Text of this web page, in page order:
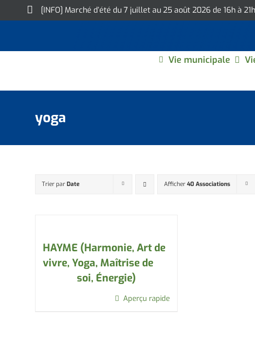
to
[INFO] Marché d’été du 7 juillet au 25 août 2026 de 16h à
Vie municipale
yoga
Trier parDate Afficher40 Associations
HAYME (Harmonie, Art de
vivre, Yoga, Maîtrise de
soi, Énergie)
Aperçu rapide